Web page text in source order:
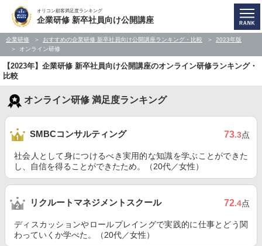
オリコン顧客満足度ランキング
企業研修 新卒社員向け公開講座
企業研修 おすすめの企業研修 新卒社員向け公開講座ランキング・比較
2023年版
オンライン研修
【2023年】企業研修 新卒社員向け公開講座のオンライン研修ランキング・
比較
オンライン研修 満足度ランキング
SMBCコンサルティング 73.3点
社会人として身につけるべき実用的な知識を学ぶことができた
し、自信を得ることができたため。（20代／女性）
リクルートマネジメントスクール 72.4点
ディスカッションやロールプレイングで実践的に仕事とどう関
わっていくか学べた。（20代／女性）